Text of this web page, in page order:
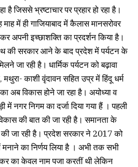
जिससे भ्रष्टाचार पर प्रहार हो रहा है।
में ही गाजियाबाद में कैलास मानसरोवर
अपनी इच्छाशक्ति का प्रदर्शन किया है।
की सरकार आने के बाद प्रदेश में पर्यटन के
जा रही है। धार्मिक पर्यटन को बढ़ावा
मथुरा- काशी वृंदावन सहित उप्र में हिंदू धर्म
अब विकास होने जा रहा है। अयोध्या व
में नगर निगम का दर्जा दिया गया हैं । पहली
की बात की जा रही है। समानता के
जा रही है। प्रदेश सरकार ने 2017 को
का निर्णय लिया है । अभी तक सभी
का केवल नाम पजा करतीं थी लेकिन